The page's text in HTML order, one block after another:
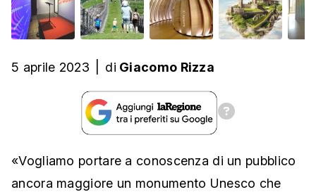
5 aprile 2023 di Giacomo Rizza
«Vogliamo portare a conoscenza di un pubblico
ancora maggiore un monumento Unesco che